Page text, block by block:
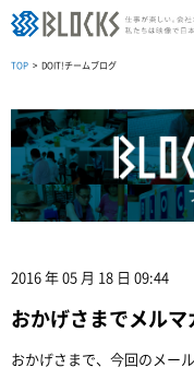
TOP > DOIT!チームブログ
2016 年 05 月 18 日 09:44
おかげさまでメルマ
おかげさまで、今回のメー